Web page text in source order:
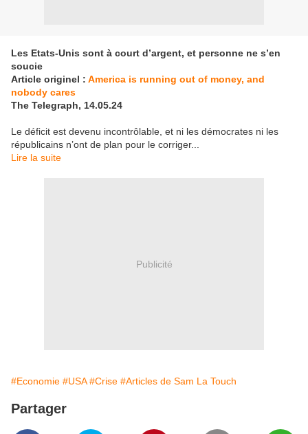
Les Etats-Unis sont à court d’argent, et personne ne s’en
soucie
Article originel : America is running out of money, and
nobody cares
The Telegraph, 14.05.24
Le déficit est devenu incontrôlable, et ni les démocrates ni les
républicains n’ont de plan pour le corriger...
Lire la suite
Publicité
#Economie #USA #Crise #Articles de Sam La Touch
Partager